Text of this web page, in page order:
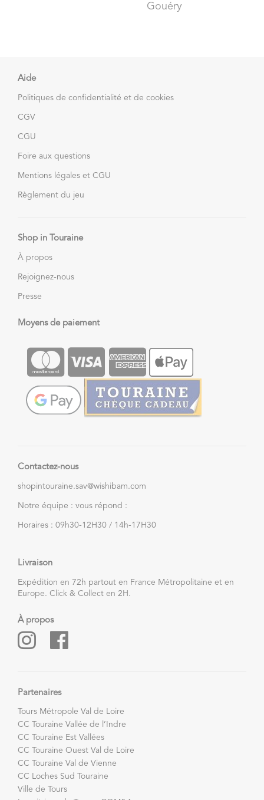
Gouéry
Aide
Politiques de confidentialité et de cookies
CGV
CGU
Foire aux questions
Mentions légales et CGU
Règlement du jeu
Shop in Touraine
À propos
Rejoignez-nous
Presse
Moyens de paiement
Contactez-nous
shopintouraine.sav@wishibam.com
Notre équipe : vous répond :
Horaires : 09h30-12H30 / 14h-17H30
Livraison
Expédition en 72h partout en France Métropolitaine et en
Europe. Click & Collect en 2H.
À propos
Partenaires
Tours Métropole Val de Loire
CC Touraine Vallée de l’Indre
CC Touraine Est Vallées
CC Touraine Ouest Val de Loire
CC Touraine Val de Vienne
CC Loches Sud Touraine
Ville de Tours